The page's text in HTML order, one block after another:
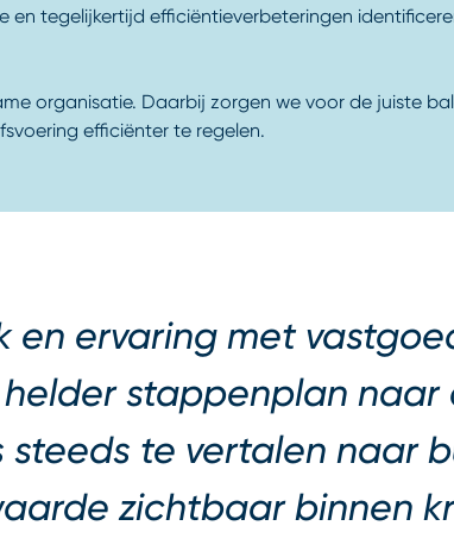
tegelijkertijd efficiëntieverbeteringen
organisatie. Daarbij zorgen we voor de juiste
efficiënter te regelen.
en ervaring met
stappenplan naar
te vertalen naar
zichtbaar binnen